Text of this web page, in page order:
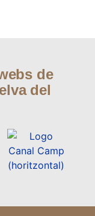
de
del